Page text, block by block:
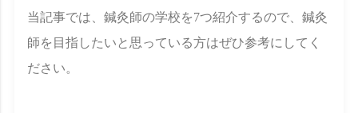
当記事では、鍼灸師の学校を7つ紹介するので、鍼灸
師を目指したいと思っている方はぜひ参考にしてく
ださい。